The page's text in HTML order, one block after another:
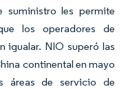
suministro les permite
los operadores de
igualar. NIO superó las
continental en mayo
áreas de servicio de